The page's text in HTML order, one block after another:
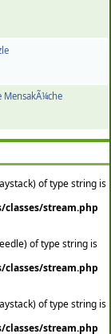
MensakÃ¼che
of type string is
stream.php
of type string is
stream.php
of type string is
stream.php